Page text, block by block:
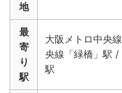
地
最
寄
り
駅
大阪メトロ中央
央線「緑橋」駅 /
駅